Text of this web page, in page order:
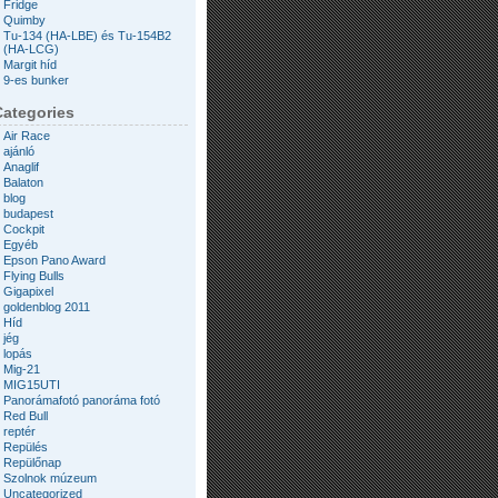
Fridge
Quimby
Tu-134 (HA-LBE) és Tu-154B2
(HA-LCG)
Margit híd
9-es bunker
Air Race
ajánló
Anaglif
Balaton
blog
budapest
Cockpit
Egyéb
Epson Pano Award
Flying Bulls
Gigapixel
goldenblog 2011
Híd
jég
lopás
Mig-21
MIG15UTI
Panorámafotó panoráma fotó
Red Bull
reptér
Repülés
Repülőnap
Szolnok múzeum
Uncategorized